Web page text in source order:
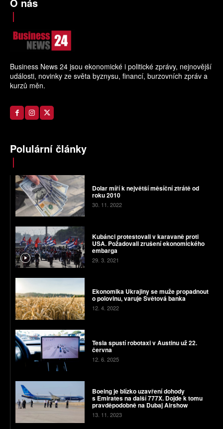
Business News 24 jsou ekonomické i politické zprávy, nejnovější
události, novinky ze světa byznysu, financí, burzovních zpráv a
kurzů měn.
Polulární články
Dolar míří k největší měsíční ztrátě od
roku 2010
30. 11. 2022
Kubánci protestovali v karavaně proti
USA. Požadovali zrušení ekonomického
embarga
29. 3. 2021
Ekonomika Ukrajiny se muže propadnout
o polovinu, varuje Světová banka
12. 4. 2022
Tesla spustí robotaxi v Austinu už 22.
června
12. 6. 2025
Boeing je blízko uzavření dohody
s Emirates na další 777X. Dojde k tomu
pravděpodobně na Dubaj Airshow
13. 11. 2023